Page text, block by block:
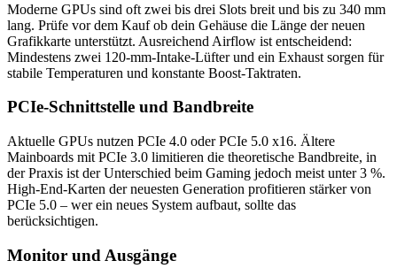
Moderne GPUs sind oft zwei bis drei Slots breit und bis zu 340 mm
lang. Prüfe vor dem Kauf ob dein Gehäuse die Länge der neuen
Grafikkarte unterstützt. Ausreichend Airflow ist entscheidend:
Mindestens zwei 120-mm-Intake-Lüfter und ein Exhaust sorgen für
stabile Temperaturen und konstante Boost-Taktraten.
PCIe-Schnittstelle und Bandbreite
Aktuelle GPUs nutzen PCIe 4.0 oder PCIe 5.0 x16. Ältere
Mainboards mit PCIe 3.0 limitieren die theoretische Bandbreite, in
der Praxis ist der Unterschied beim Gaming jedoch meist unter 3 %.
High-End-Karten der neuesten Generation profitieren stärker von
PCIe 5.0 – wer ein neues System aufbaut, sollte das
berücksichtigen.
Monitor und Ausgänge